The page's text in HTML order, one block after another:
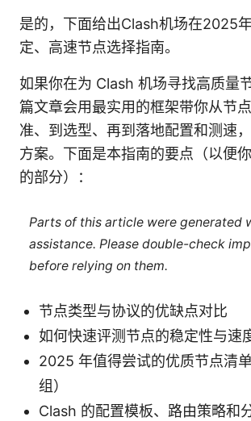
是的，下面给出Clash机场在2025
定、高速节点选择指南。
如果你在为 Clash 机场寻找高质量
篇文章会用最实用的框架带你从节
准、到选型、再到落地配置和测速
方案。下面是本指南的要点（以便
的部分）：
Parts of this article were generated
assistance. Please double-check
before relying on them.
节点类型与协议的优缺点对比
如何快速评测节点的稳定性与速
2025 年值得尝试的优质节点清
组）
Clash 的配置模板、路由策略和